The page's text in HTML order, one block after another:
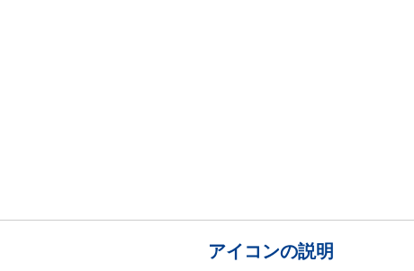
アイコンの説明